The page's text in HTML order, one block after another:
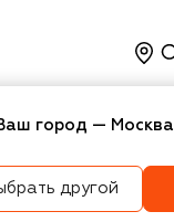
Игрушки
город — Москва
другой